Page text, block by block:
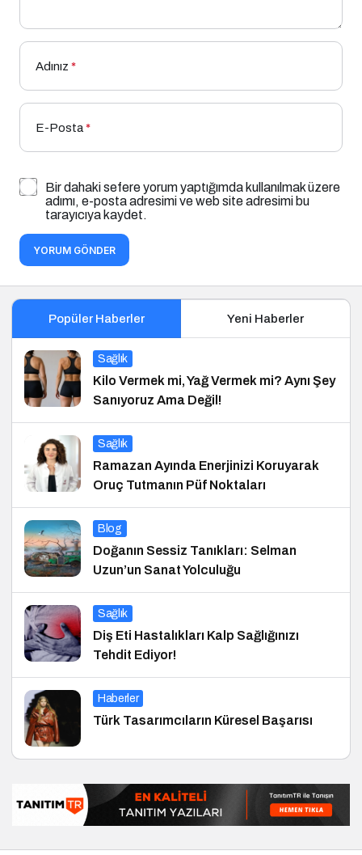
Adınız *
E-Posta*
Bir dahaki sefere yorum yaptığımda kullanılmak üzere
adımı, e-posta adresimi ve web site adresimi bu
tarayıcıya kaydet.
YORUM GÖNDER
Popüler Haberler Yeni Haberler
Sağlık
Kilo Vermek mi, Yağ Vermek mi? Aynı Şey
Sanıyoruz Ama Değil!
Sağlık
Ramazan Ayında Enerjinizi Koruyarak
Oruç Tutmanın Püf Noktaları
Blog
Doğanın Sessiz Tanıkları: Selman
Uzun’un Sanat Yolculuğu
Sağlık
Diş Eti Hastalıkları Kalp Sağlığınızı
Tehdit Ediyor!
Haberler
Türk Tasarımcıların Küresel Başarısı